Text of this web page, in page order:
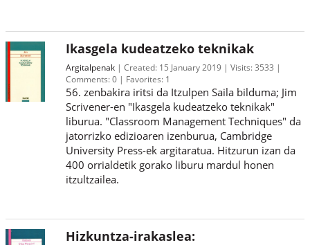
Ikasgela kudeatzeko teknikak
Argitalpenak Created: 15 January 2019 Visits:3533
Comments:0 Favorites: 1
56. zenbakira iritsi da Itzulpen Saila bilduma; Jim
Scrivener-en "Ikasgela kudeatzeko teknikak"
liburua. "Classroom Management Techniques" da
jatorrizko edizioaren izenburua, Cambridge
University Press-ek argitaratua. Hitzurun izan da
400 orrialdetik gorako liburu mardul honen
itzultzailea.
Hizkuntza-irakaslea: